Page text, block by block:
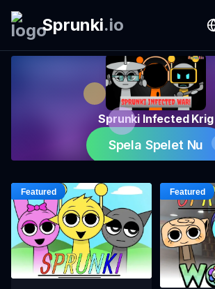
Sprunki.io
Sprunki Infected Krig
Spela Spelet Nu